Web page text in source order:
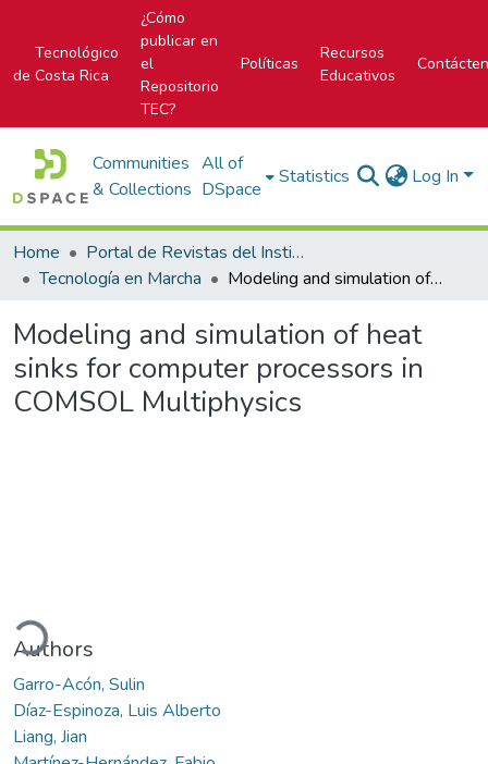
Tecnológico
de Costa Rica
¿Cómo
publicar en
el
Repositorio
TEC?
Políticas
Recursos
Educativos
Communities
& Collections
All of
DSpace
Statistics Log In
Home
Portal de Revistas del Instituto Tecnológico de Costa Rica
Tecnología en Marcha
Modeling and simulation of heat sinks for computer processors in COMSOL Multiphysics
Modeling and simulation of heat
sinks for computer processors in
COMSOL Multiphysics
Authors
Garro-Acón, Sulin
Díaz-Espinoza, Luis Alberto
Liang, Jian